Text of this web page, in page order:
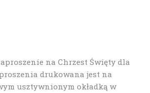
na Chrzest Święty dla
drukowana jest na
usztywnionym okładką w